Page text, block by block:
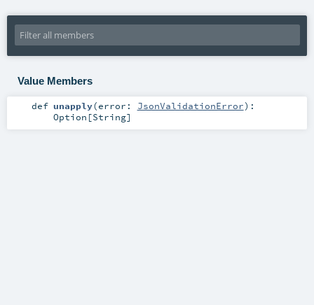
Value Members
def unapply(error: JsonValidationError) :
Option [String]